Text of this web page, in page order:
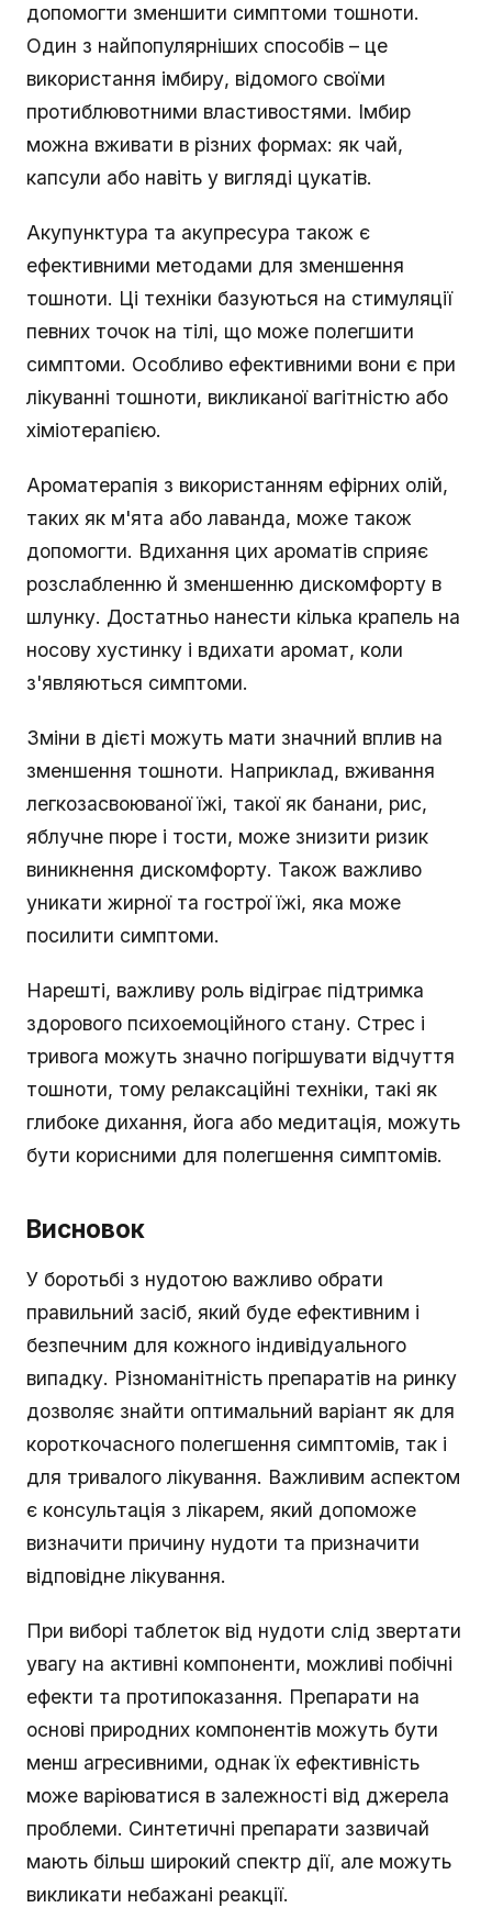
допомогти зменшити симптоми тошноти.
Один з найпопулярніших способів – це
використання імбиру, відомого своїми
протиблювотними властивостями. Імбир
можна вживати в різних формах: як чай,
капсули або навіть у вигляді цукатів.
Акупунктура та акупресура також є
ефективними методами для зменшення
тошноти. Ці техніки базуються на стимуляції
певних точок на тілі, що може полегшити
симптоми. Особливо ефективними вони є при
лікуванні тошноти, викликаної вагітністю або
хіміотерапією.
Ароматерапія з використанням ефірних олій,
таких як м'ята або лаванда, може також
допомогти. Вдихання цих ароматів сприяє
розслабленню й зменшенню дискомфорту в
шлунку. Достатньо нанести кілька крапель на
носову хустинку і вдихати аромат, коли
з'являються симптоми.
Зміни в дієті можуть мати значний вплив на
зменшення тошноти. Наприклад, вживання
легкозасвоюваної їжі, такої як банани, рис,
яблучне пюре і тости, може знизити ризик
виникнення дискомфорту. Також важливо
уникати жирної та гострої їжі, яка може
посилити симптоми.
Нарешті, важливу роль відіграє підтримка
здорового психоемоційного стану. Стрес і
тривога можуть значно погіршувати відчуття
тошноти, тому релаксаційні техніки, такі як
глибоке дихання, йога або медитація, можуть
бути корисними для полегшення симптомів.
Висновок
У боротьбі з нудотою важливо обрати
правильний засіб, який буде ефективним і
безпечним для кожного індивідуального
випадку. Різноманітність препаратів на ринку
дозволяє знайти оптимальний варіант як для
короткочасного полегшення симптомів, так і
для тривалого лікування. Важливим аспектом
є консультація з лікарем, який допоможе
визначити причину нудоти та призначити
відповідне лікування.
При виборі таблеток від нудоти слід звертати
увагу на активні компоненти, можливі побічні
ефекти та протипоказання. Препарати на
основі природних компонентів можуть бути
менш агресивними, однак їх ефективність
може варіюватися в залежності від джерела
проблеми. Синтетичні препарати зазвичай
мають більш широкий спектр дії, але можуть
викликати небажані реакції.